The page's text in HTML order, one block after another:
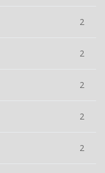
2
2
2
2
2